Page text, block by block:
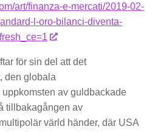
art/finanza-e-mercati/2019-02-
l-oro-bilanci-diventa-
för sin del att det
den globala
av guldbackade
tillbakagången av
värld händer, där USA